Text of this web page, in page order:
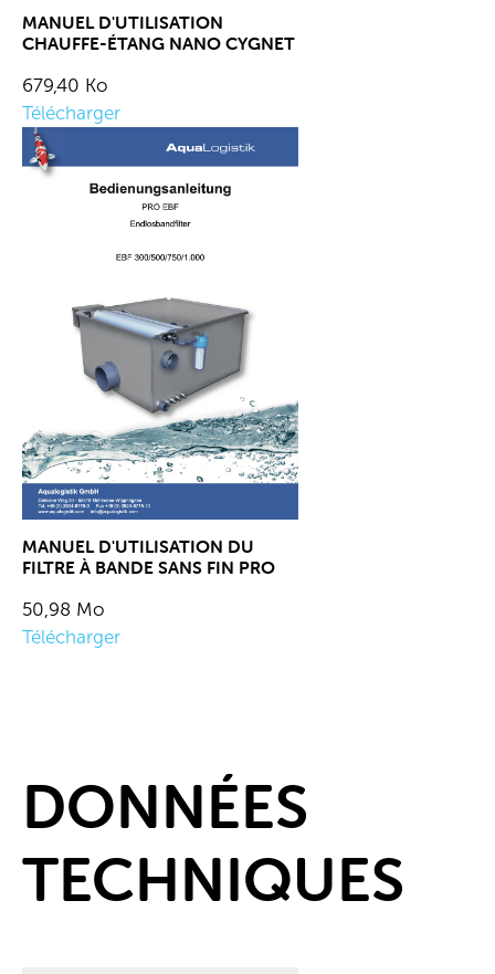
MANUEL D'UTILISATION
CHAUFFE-ÉTANG NANO CYGNET
679,40 Ko
Télécharger
MANUEL D'UTILISATION DU
FILTRE À BANDE SANS FIN PRO
50,98 Mo
Télécharger
DONNÉES
TECHNIQUES